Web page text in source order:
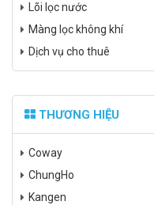
Lõi lọc nước
Màng lọc không khí
Dịch vụ cho thuê
THƯƠNG HIỆU
Coway
ChungHo
Kangen